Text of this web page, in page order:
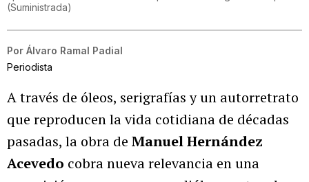
(Suministrada)
Por Álvaro Ramal Padial
Periodista
A través de óleos, serigrafías y un autorretrato
que reproducen la vida cotidiana de décadas
pasadas, la obra de Manuel Hernández
Acevedo cobra nueva relevancia en una